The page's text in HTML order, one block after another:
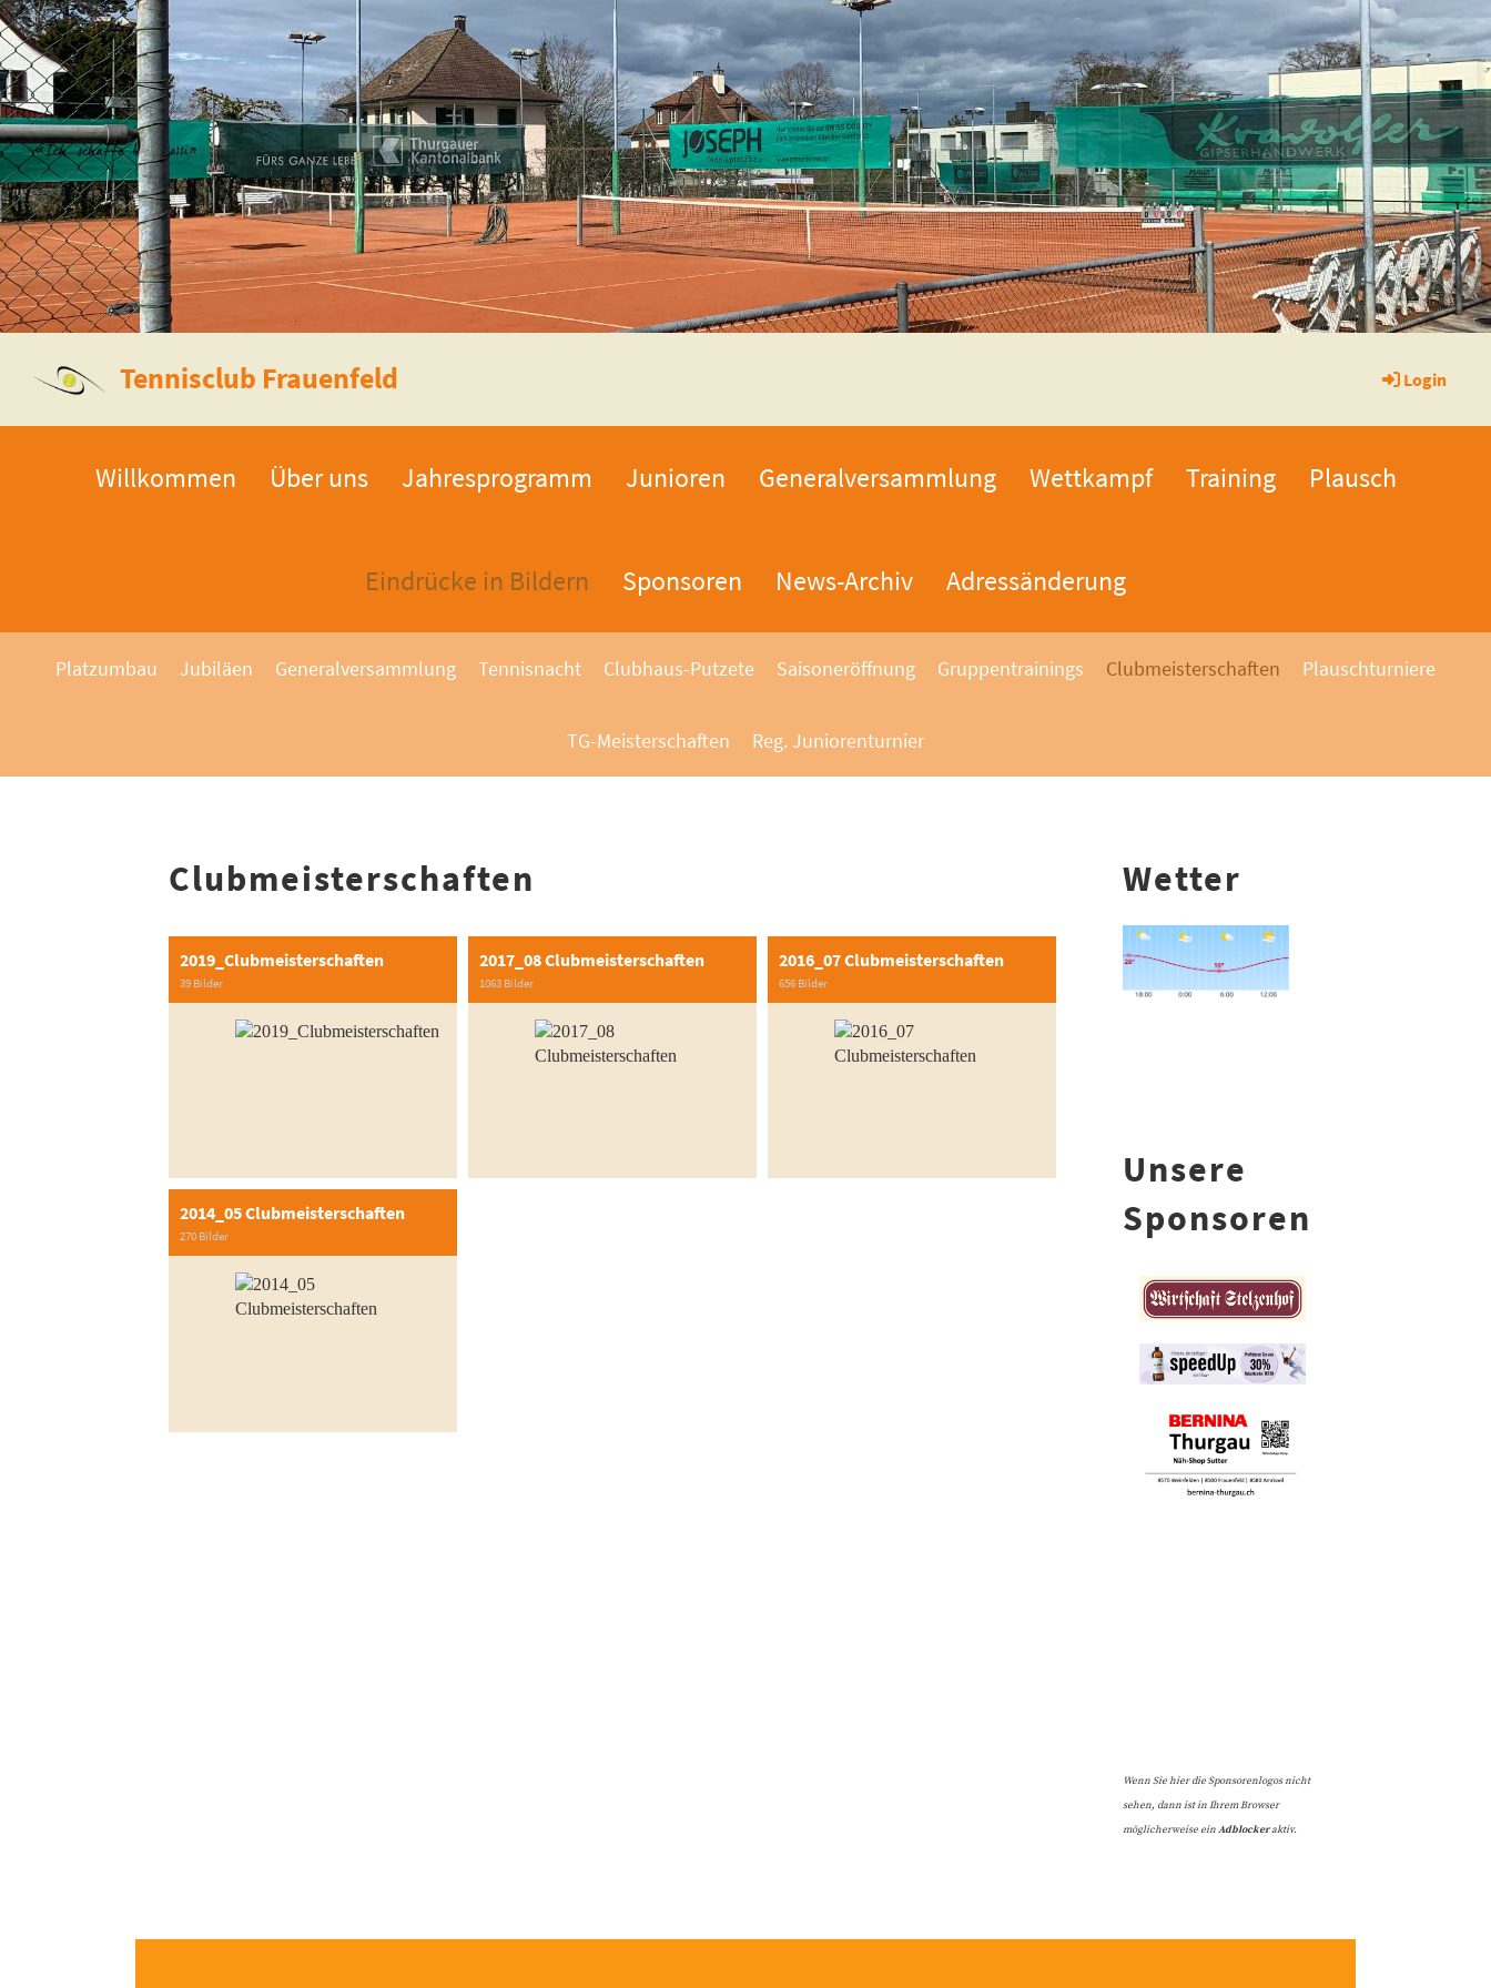
Tennisclub Frauenfeld Login
Willkommen Über uns Jahresprogramm Junioren Generalversammlung Wettkampf Training Plausch
Eindrücke in Bildern Sponsoren News-Archiv Adressänderung
Platzumbau Jubiläen Generalversammlung Tennisnacht Clubhaus-Putzete Saisoneröffnung Gruppentrainings Clubmeisterschaften Plauschturniere
TG-Meisterschaften Reg. Juniorenturnier
Clubmeisterschaften
2019_Clubmeisterschaften
39 Bilder
2017_08 Clubmeisterschaften
1063 Bilder
2016_07 Clubmeisterschaften
656 Bilder
2014_05 Clubmeisterschaften
270 Bilder
Wetter
Unsere
Sponsoren
Wenn Sie hier die Sponsorenlogos nicht
sehen, dann ist in Ihrem Browser
möglicherweise einAdblockeraktiv.